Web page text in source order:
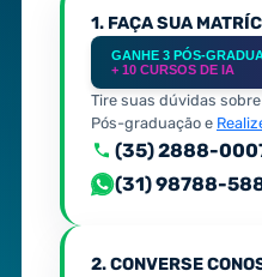
1. FAÇA SUA
GANHE 3 PÓS-
+ 10 CURSOS DE IA
Tire suas dúvidas
Pós-graduação e
(35) 2888-
(31) 98788-
2. CONVERSE